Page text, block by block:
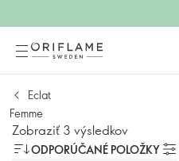
Eclat
Femme
Zobraziť 3 výsledkov
ODPORÚČANÉ POLOŽKY